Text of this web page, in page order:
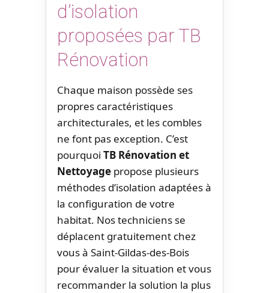
d’isolation
proposées par TB
Rénovation
Chaque maison possède ses
propres caractéristiques
architecturales, et les combles
ne font pas exception. C’est
pourquoi TB Rénovation et
Nettoyage propose plusieurs
méthodes d’isolation adaptées à
la configuration de votre
habitat. Nos techniciens se
déplacent gratuitement chez
vous à Saint-Gildas-des-Bois
pour évaluer la situation et vous
recommander la solution la plus